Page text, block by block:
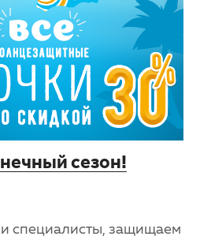
сезон!
специалисты, защищаем